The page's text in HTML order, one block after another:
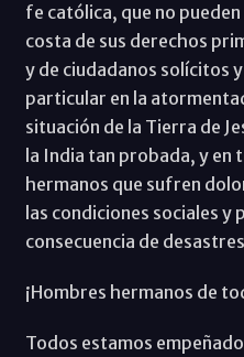
fe católica, que no
costa de sus derechos
y de ciudadanos solícitos
particular en la
situación de la Tierra de
la India tan probada, y en
hermanos que sufren
las condiciones sociales y
consecuencia de
¡Hombres hermanos de
Todos estamos